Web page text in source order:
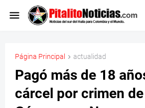
Página Principal actualidad
Pagó más de 18
cárcel por crimen